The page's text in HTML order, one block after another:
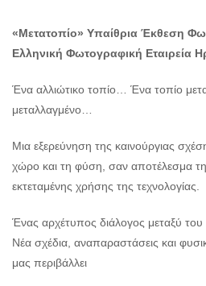
«Μετατοπίο» Υπαίθρια Έκθεση
Ελληνική Φωτογραφική Εταιρεία
Ένα αλλιώτικο τοπίο… Ένα τοπίο
μεταλλαγμένο…
Μια εξερεύνηση της καινούργιας
χώρο και τη φύση, σαν αποτέλεσμα
εκτεταμένης χρήσης της τεχνολογίας.
Ένας αρχέτυπος διάλογος μεταξύ του
Νέα σχέδια, αναπαραστάσεις και
μας περιβάλλει